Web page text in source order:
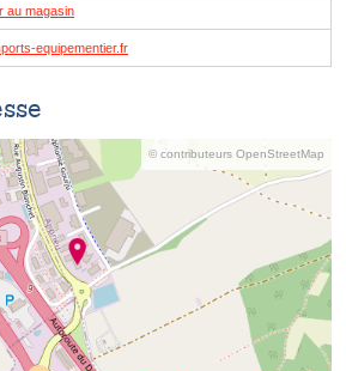
au magasin
equipementier.fr
© contributeurs OpenStreetMap